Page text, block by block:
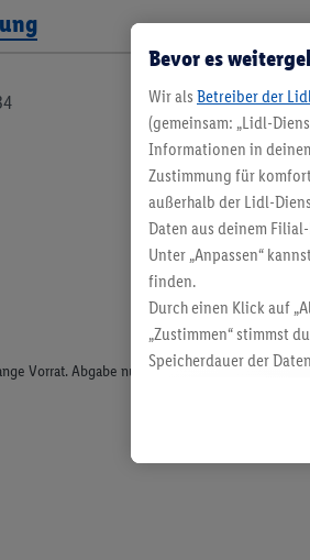
Vorrat. Abgabe nur in haushaltsüblichen
Bevor es
Wir als Betreiber der
(gemeinsam: „Lidl-
Informationen in
Zustimmung für
außerhalb der Lidl-
Daten aus deinem
Unter „Anpassen“
finden.
Durch einen Klick auf
„Zustimmen“ stimmst
Speicherdauer der